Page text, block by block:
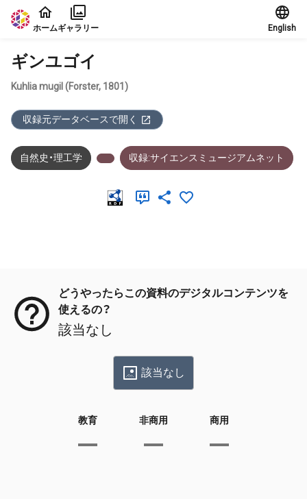
本文に飛ぶ
ホームギャラリー English
ギンユゴイ
Kuhlia mugil (Forster, 1801)
収録元データベースで開く
自然史・理工学 収録:サイエンスミュージアムネット
どうやったらこの資料のデジタルコンテンツを
使えるの？
該当なし
該当なし
教育 非商用 商用